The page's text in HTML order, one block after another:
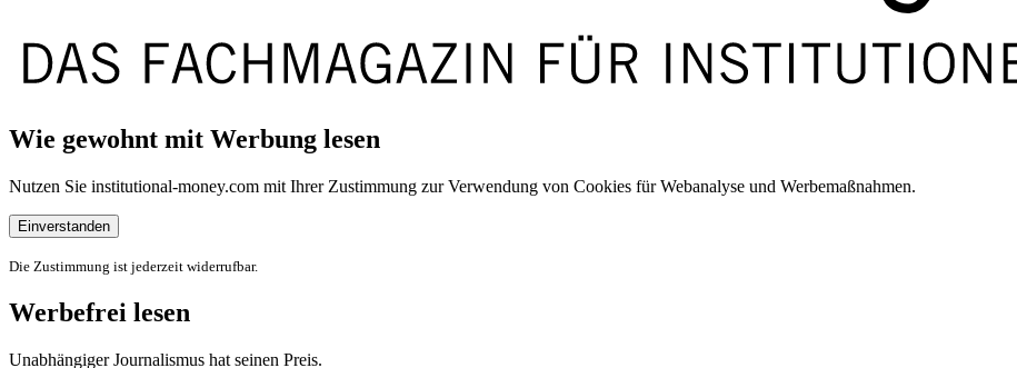
Wie gewohnt mit Werbung lesen
Nutzen Sie institutional-money.com mit Ihrer Zustimmung zur Verwendung von Cookies für Webanalyse und Werbemaßnahmen.
Einverstanden
Die Zustimmung ist jederzeit widerrufbar.
Werbefrei lesen
Unabhängiger Journalismus hat seinen Preis.